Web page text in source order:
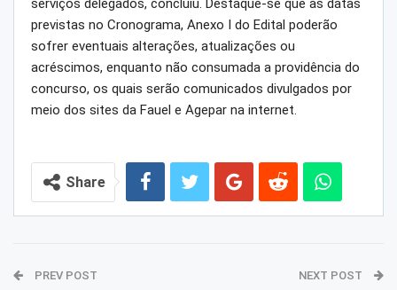
previstas no Cronograma, Anexo I do Edital poderão
sofrer eventuais alterações, atualizações ou
acréscimos, enquanto não consumada a providência do
concurso, os quais serão comunicados divulgados por
meio dos sites da Fauel e Agepar na internet.
Share
PREV POST NEXT POST